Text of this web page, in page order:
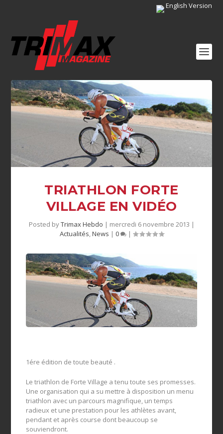
English Version
TRIATHLON FORTE
VILLAGE EN VIDÉO
Posted byTrimax Hebdo | mercredi 6 novembre 2013 |
Actualités,News | 0 |
1ére édition de toute beauté .
Le triathlon de Forte Village a tenu toute ses promesses.
Une organisation qui a su mettre à disposition un menu
triathlon avec un parcours magnifique, un temps
radieux et une prestation pour les athlètes avant,
pendant et après course dont beaucoup se
souviendront.